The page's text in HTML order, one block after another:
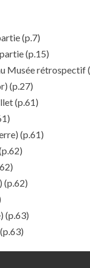
(p.7)
(p.15)
Musée rétrospectif
(p.27)
(p.61)
(p.61)
(p.62)
(p.63)
(p.63)